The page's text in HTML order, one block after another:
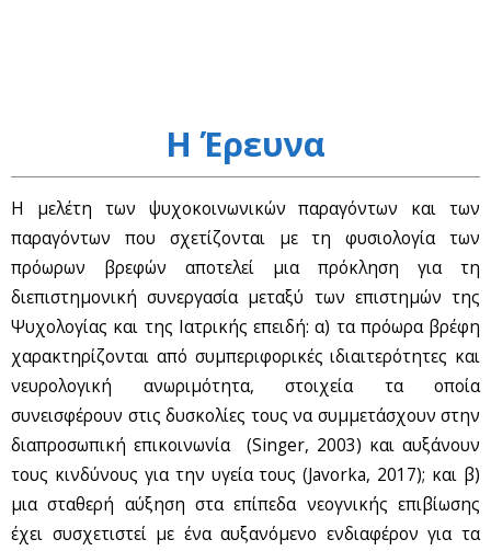
Η Έρευνα
Η μελέτη των ψυχοκοινωνικών παραγόντων και των
παραγόντων που σχετίζονται με τη φυσιολογία των
πρόωρων βρεφών αποτελεί μια πρόκληση για τη
διεπιστημονική συνεργασία μεταξύ των επιστημών της
Ψυχολογίας και της Ιατρικής επειδή: α) τα πρόωρα βρέφη
χαρακτηρίζονται από συμπεριφορικές ιδιαιτερότητες και
νευρολογική ανωριμότητα, στοιχεία τα οποία
συνεισφέρουν στις δυσκολίες τους να συμμετάσχουν στην
διαπροσωπική επικοινωνία (Singer, 2003) και αυξάνουν
τους κινδύνους για την υγεία τους (Javorka, 2017); και β)
μια σταθερή αύξηση στα επίπεδα νεογνικής επιβίωσης
έχει συσχετιστεί με ένα αυξανόμενο ενδιαφέρον για τα